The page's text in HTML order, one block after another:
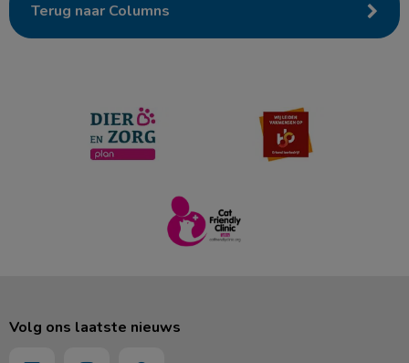
Terug naar Columns
Volg ons laatste nieuws